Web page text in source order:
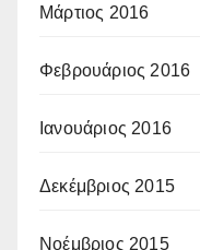
Μάρτιος 2016
Φεβρουάριος 2016
Ιανουάριος 2016
Δεκέμβριος 2015
Νοέμβριος 2015